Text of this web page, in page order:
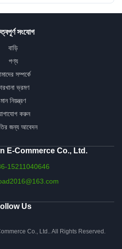
সংযোগ
বাড়ি
পণ্য
সম্পর্কে
ভ্রমণ
মান নিয়ন্ত্রণ
করুন
জন্য আবেদন
E-Commerce Co., Ltd.
15211040646
Us
Co., Ltd.. All Rights Reserved.